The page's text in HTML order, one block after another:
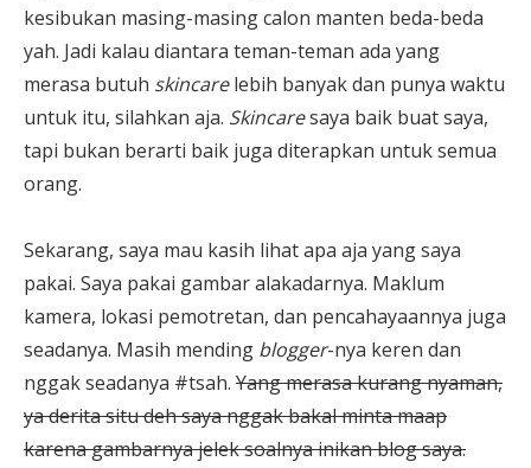
kesibukan masing-masing calon manten beda-beda
yah. Jadi kalau diantara teman-teman ada yang
merasa butuh skincarelebih banyak dan punya waktu
untuk itu, silahkan aja. Skincaresaya baik buat saya,
tapi bukan berarti baik juga diterapkan untuk semua
orang.
Sekarang, saya mau kasih lihat apa aja yang saya
pakai. Saya pakai gambar alakadarnya. Maklum
kamera, lokasi pemotretan, dan pencahayaannya juga
seadanya. Masih mending blogger-nya keren dan
nggak seadanya #tsah. Yang merasa kurang nyaman,
ya derita situ deh saya nggak bakal minta maap
karena gambarnya jelek soalnya inikan blog saya.